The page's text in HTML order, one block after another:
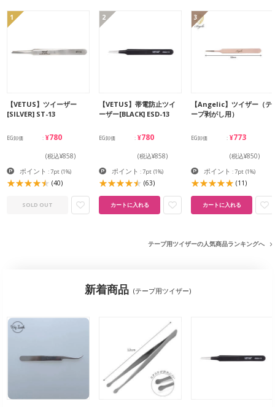
1
【VETUS】ツイーザー
[SILVER] ST-13
EG卸価 ¥780
(税込¥858)
ポイント : 7pt (1%)
(40)
SOLD OUT
2
【VETUS】帯電防止ツイ
ーザー[BLACK] ESD-13
EG卸価 ¥780
(税込¥858)
ポイント : 7pt (1%)
(63)
カートに入れる
3
【Angelic】ツイザー（テ
ープ剥がし用）
EG卸価 ¥773
(税込¥850)
ポイント : 7pt (1%)
(11)
カートに入れる
テープ用ツイザーの人気商品ランキングへ
新着商品 (テープ用ツイザー)